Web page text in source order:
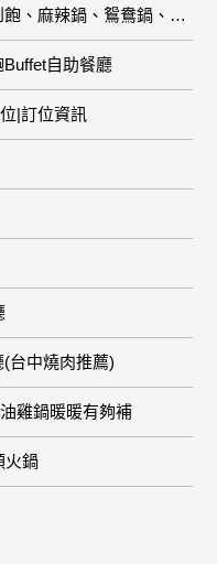
台中火鍋推薦|精選台中火鍋吃到飽、麻辣鍋、鴛鴦鍋、石頭火鍋、酸菜白肉鍋、海鮮鍋、燒酒雞、麻油雞、壽喜燒等熱門人氣火鍋店!
自助餐廳
|訂位資訊
台中燒肉推薦)
雞鍋暖暖有夠補
火鍋